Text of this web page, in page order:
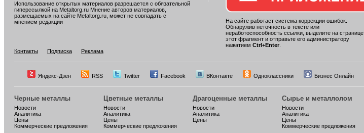
Использование открытых материалов разрешается с обязательной
гиперссылкой на Metaltorg.ru Мнение авторов материалов,
размещаемых на сайте Metaltorg.ru, может не совпадать с
мнением редакции
На сайте работает система коррекции ошибок.
Обнаружив неточность в тексте или
неработоспособность ссылки, выделите на странице
этот фрагмент и отправьте его администратору
нажатием Ctrl+Enter
Контакты
Подписка Реклама
Яндекс-Дзен RSS Twitter Facebook ВКонтакте Одноклассники Бизнес Онлайн
Черные металлы
Новости
Аналитика
Цены
Коммерческие предложения
Цветные металлы
Новости
Аналитика
Цены
Коммерческие предложения
Драгоценные металлы
Новости
Аналитика
Цены
Сырье и металлолом
Новости
Аналитика
Цены
Коммерческие предложения